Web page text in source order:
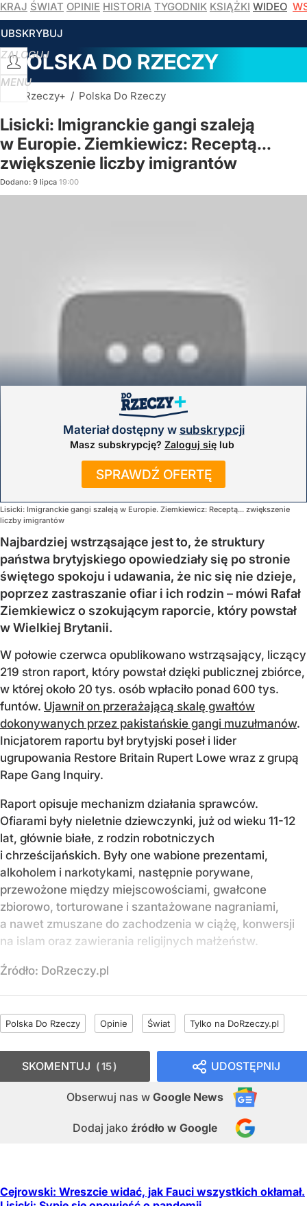
KRAJ ŚWIAT OPINIE HISTORIA TYGODNIK KSIĄŻKI WIDEO
ZALOGUJ
MENU
POLSKA DO RZECZY
DoRzeczy+ / Polska Do Rzeczy
Lisicki: Imigranckie gangi szaleją
w Europie. Ziemkiewicz: Receptą...
zwiększenie liczby imigrantów
Dodano: 9 lipca 19:00
Materiał dostępny w subskrypcji
Masz subskrypcję? Zaloguj się lub
SPRAWDŹ OFERTĘ
Lisicki: Imigranckie gangi szaleją w Europie. Ziemkiewicz: Receptą... zwiększenie
liczby imigrantów
Najbardziej wstrząsające jest to, że struktury
państwa brytyjskiego opowiedziały się po stronie
świętego spokoju i udawania, że nic się nie dzieje,
poprzez zastraszanie ofiar i ich rodzin – mówi Rafał
Ziemkiewicz o szokującym raporcie, który powstał
w Wielkiej Brytanii.
W połowie czerwca opublikowano wstrząsający, liczący
219 stron raport, który powstał dzięki publicznej zbiórce,
w której około 20 tys. osób wpłaciło ponad 600 tys.
funtów. Ujawnił on przerażającą skalę gwałtów
dokonywanych przez pakistańskie gangi muzułmanów.
Inicjatorem raportu był brytyjski poseł i lider
ugrupowania Restore Britain Rupert Lowe wraz z grupą
Rape Gang Inquiry.
Raport opisuje mechanizm działania sprawców.
Ofiarami były nieletnie dziewczynki, już od wieku 11-12
lat, głównie białe, z rodzin robotniczych
i chrześcijańskich. Były one wabione prezentami,
alkoholem i narkotykami, następnie porywane,
przewożone między miejscowościami, gwałcone
zbiorowo, torturowane i szantażowane nagraniami,
a nawet zmuszane do zachodzenia w ciążę, konwersji
na islam oraz zawierania religijnych małżeństw.
Źródło: DoRzeczy.pl
Polska Do Rzeczy Opinie Świat Tylko na DoRzeczy.pl
UDOSTĘPNIJ
Obserwuj nas w Google News
Dodaj jako źródło w Google
SKOMENTUJ 15
Cejrowski: Wreszcie widać, jak Fauci wszystkich okłamał.